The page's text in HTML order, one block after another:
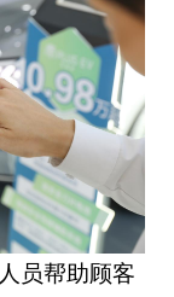
员帮助顾客